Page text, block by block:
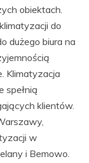
obiektach.
do
dużego biura na
Klimatyzacja
spełnią
klientów.
w
i Bemowo.